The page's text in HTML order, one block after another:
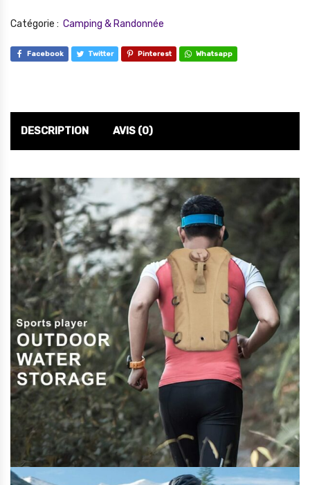
Catégorie : Camping & Randonnée
Facebook Twitter Pinterest Whatsapp
DESCRIPTION AVIS (0)